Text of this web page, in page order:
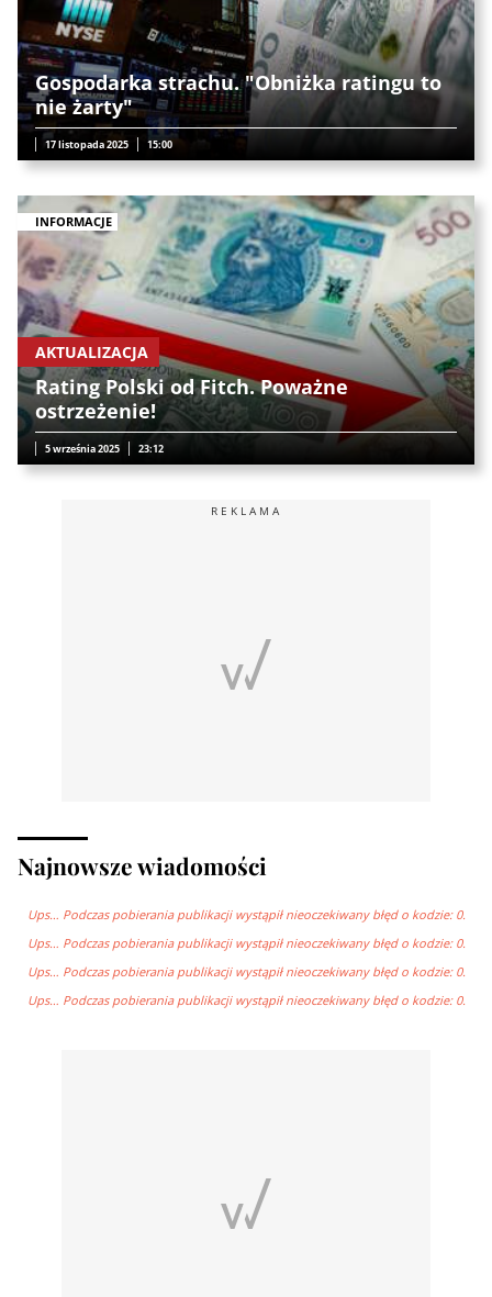
Gospodarka strachu. "Obniżka ratingu to
nie żarty"
17 listopada 2025 15:00
INFORMACJE
AKTUALIZACJA
Rating Polski od Fitch. Poważne
ostrzeżenie!
5 września 2025 23:12
REKLAMA
Najnowsze wiadomości
Ups… Podczas pobierania publikacji wystąpił nieoczekiwany błęd o kodzie: 0.
Ups… Podczas pobierania publikacji wystąpił nieoczekiwany błęd o kodzie: 0.
Ups… Podczas pobierania publikacji wystąpił nieoczekiwany błęd o kodzie: 0.
Ups… Podczas pobierania publikacji wystąpił nieoczekiwany błęd o kodzie: 0.